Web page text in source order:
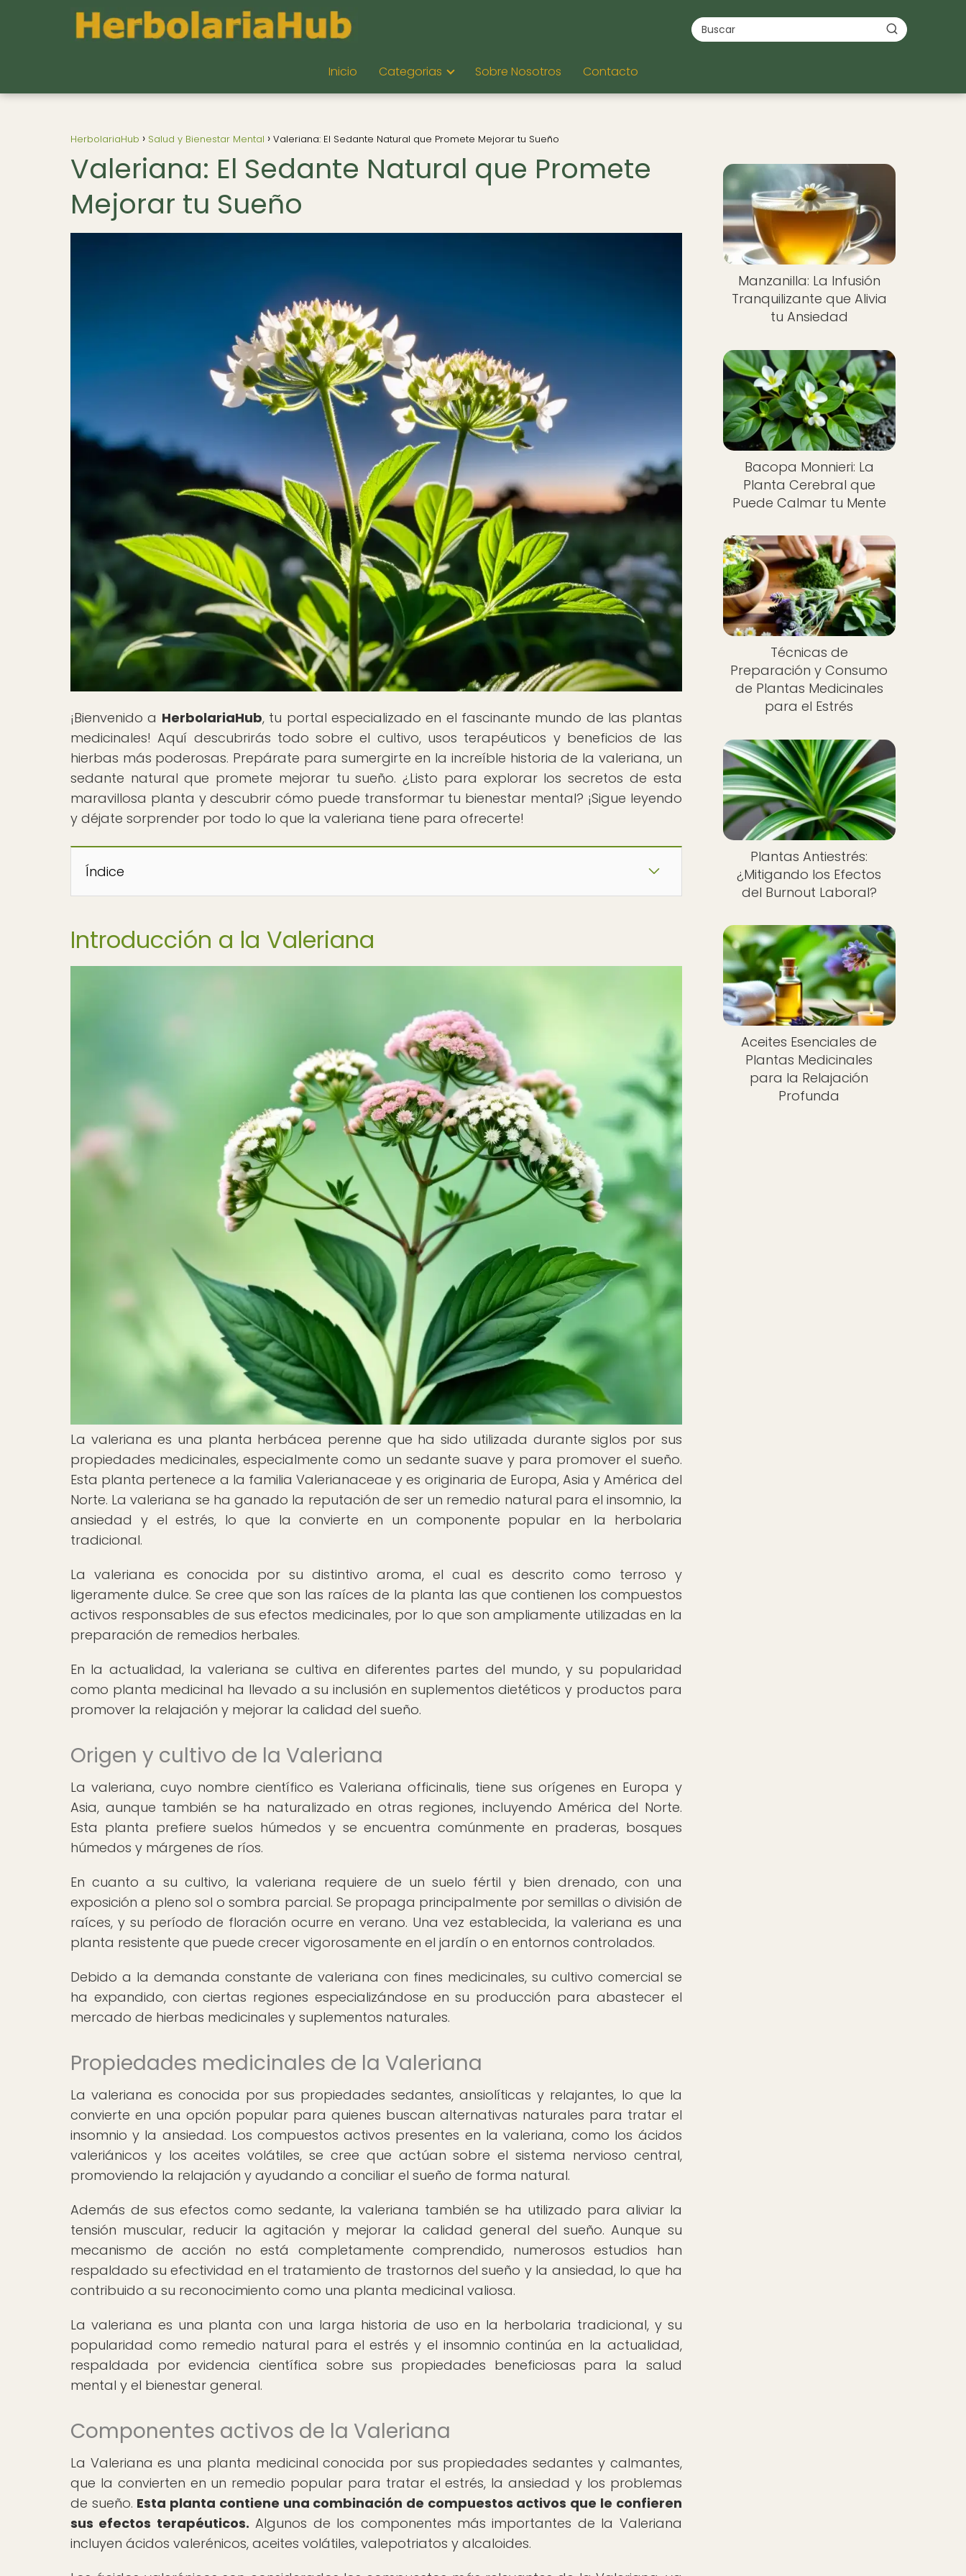
Inicio Categorias Sobre Nosotros Contacto
HerbolariaHub Salud y Bienestar Mental Valeriana: El Sedante Natural que Promete Mejorar tu Sueño
Valeriana: El Sedante Natural que Promete
Mejorar tu Sueño
¡Bienvenido a HerbolariaHub, tu portal especializado en el fascinante mundo de las plantas
medicinales! Aquí descubrirás todo sobre el cultivo, usos terapéuticos y beneficios de las
hierbas más poderosas. Prepárate para sumergirte en la increíble historia de la valeriana, un
sedante natural que promete mejorar tu sueño. ¿Listo para explorar los secretos de esta
maravillosa planta y descubrir cómo puede transformar tu bienestar mental? ¡Sigue leyendo
y déjate sorprender por todo lo que la valeriana tiene para ofrecerte!
Índice
Introducción a la Valeriana
La valeriana es una planta herbácea perenne que ha sido utilizada durante siglos por sus
propiedades medicinales, especialmente como un sedante suave y para promover el sueño.
Esta planta pertenece a la familia Valerianaceae y es originaria de Europa, Asia y América del
Norte. La valeriana se ha ganado la reputación de ser un remedio natural para el insomnio, la
ansiedad y el estrés, lo que la convierte en un componente popular en la herbolaria
tradicional.
La valeriana es conocida por su distintivo aroma, el cual es descrito como terroso y
ligeramente dulce. Se cree que son las raíces de la planta las que contienen los compuestos
activos responsables de sus efectos medicinales, por lo que son ampliamente utilizadas en la
preparación de remedios herbales.
En la actualidad, la valeriana se cultiva en diferentes partes del mundo, y su popularidad
como planta medicinal ha llevado a su inclusión en suplementos dietéticos y productos para
promover la relajación y mejorar la calidad del sueño.
Origen y cultivo de la Valeriana
La valeriana, cuyo nombre científico es Valeriana officinalis, tiene sus orígenes en Europa y
Asia, aunque también se ha naturalizado en otras regiones, incluyendo América del Norte.
Esta planta prefiere suelos húmedos y se encuentra comúnmente en praderas, bosques
húmedos y márgenes de ríos.
En cuanto a su cultivo, la valeriana requiere de un suelo fértil y bien drenado, con una
exposición a pleno sol o sombra parcial. Se propaga principalmente por semillas o división de
raíces, y su período de floración ocurre en verano. Una vez establecida, la valeriana es una
planta resistente que puede crecer vigorosamente en el jardín o en entornos controlados.
Debido a la demanda constante de valeriana con fines medicinales, su cultivo comercial se
ha expandido, con ciertas regiones especializándose en su producción para abastecer el
mercado de hierbas medicinales y suplementos naturales.
Propiedades medicinales de la Valeriana
La valeriana es conocida por sus propiedades sedantes, ansiolíticas y relajantes, lo que la
convierte en una opción popular para quienes buscan alternativas naturales para tratar el
insomnio y la ansiedad. Los compuestos activos presentes en la valeriana, como los ácidos
valeriánicos y los aceites volátiles, se cree que actúan sobre el sistema nervioso central,
promoviendo la relajación y ayudando a conciliar el sueño de forma natural.
Además de sus efectos como sedante, la valeriana también se ha utilizado para aliviar la
tensión muscular, reducir la agitación y mejorar la calidad general del sueño. Aunque su
mecanismo de acción no está completamente comprendido, numerosos estudios han
respaldado su efectividad en el tratamiento de trastornos del sueño y la ansiedad, lo que ha
contribuido a su reconocimiento como una planta medicinal valiosa.
La valeriana es una planta con una larga historia de uso en la herbolaria tradicional, y su
popularidad como remedio natural para el estrés y el insomnio continúa en la actualidad,
respaldada por evidencia científica sobre sus propiedades beneficiosas para la salud
mental y el bienestar general.
Componentes activos de la Valeriana
La Valeriana es una planta medicinal conocida por sus propiedades sedantes y calmantes,
que la convierten en un remedio popular para tratar el estrés, la ansiedad y los problemas
de sueño. Esta planta contiene una combinación de compuestos activos que le confieren
sus efectos terapéuticos. Algunos de los componentes más importantes de la Valeriana
incluyen ácidos valerénicos, aceites volátiles, valepotriatos y alcaloides.
Manzanilla: La Infusión
Tranquilizante que Alivia
tu Ansiedad
Bacopa Monnieri: La
Planta Cerebral que
Puede Calmar tu Mente
Técnicas de
Preparación y Consumo
de Plantas Medicinales
para el Estrés
Plantas Antiestrés:
¿Mitigando los Efectos
del Burnout Laboral?
Aceites Esenciales de
Plantas Medicinales
para la Relajación
Profunda